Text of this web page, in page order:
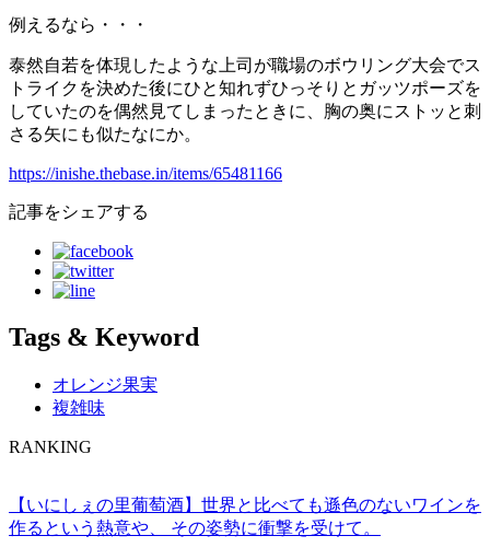
例えるなら・・・
泰然自若を体現したような上司が職場のボウリング大会でス
トライクを決めた後にひと知れずひっそりとガッツポーズを
していたのを偶然見てしまったときに、胸の奥にストッと刺
さる矢にも似たなにか。
https://inishe.thebase.in/items/65481166
記事をシェアする
Tags & Keyword
オレンジ果実
複雑味
RANKING
【いにしぇの里葡萄酒】世界と比べても遜色のないワインを
作るという熱意や、 その姿勢に衝撃を受けて。